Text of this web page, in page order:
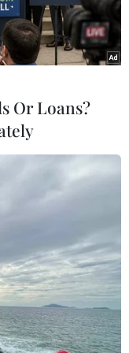
xuất phát từ
ngữ.Ông
Đức này chia
tôi không hề nói
biết: “Đáng
Ban Nha, do
gì.”Trong
của tờ
ưa người
thuế tới 75%
niên trên1
sáng tạo
có
lớn trong làng
Or Loans?